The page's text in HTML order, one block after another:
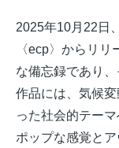
2025年10月22日
〈ecp〉からリ
な備忘録であり
作品には、気候
った社会的テー
ポップな感覚と